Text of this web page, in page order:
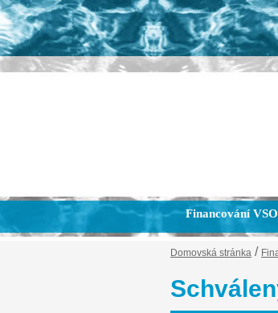
Financování VSO
Domovská stránka /